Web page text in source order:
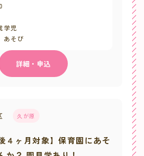
学児
あそび
詳細・申込
久が原
４ヶ月対象】保育園にあそ